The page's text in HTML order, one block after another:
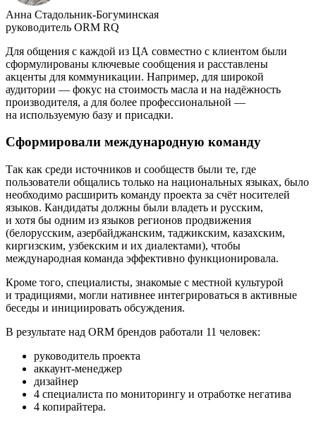
Анна Стадольник-Богуминская
руководитель ORM RQ
Для общения с каждой из ЦА совместно с клиентом были
сформулированы ключевые сообщения и расставлены
акценты для коммуникации. Например, для широкой
аудитории — фокус на стоимость масла и на надёжность
производителя, а для более профессиональной —
на используемую базу и присадки.
Сформировали международную команду
Так как среди источников и сообществ были те, где
пользователи общались только на национальных языках, было
необходимо расширить команду проекта за счёт носителей
языков. Кандидаты должны были владеть и русским,
и хотя бы одним из языков регионов продвижения
(белорусским, азербайджанским, таджикским, казахским,
киргизским, узбекским и их диалектами), чтобы
международная команда эффективно функционировала.
Кроме того, специалисты, знакомые с местной культурой
и традициями, могли нативнее интегрироваться в активные
беседы и инициировать обсуждения.
В результате над ORM брендов работали 11 человек:
руководитель проекта
аккаунт-менеджер
дизайнер
4 специалиста по мониторингу и отработке негатива
4 копирайтера.